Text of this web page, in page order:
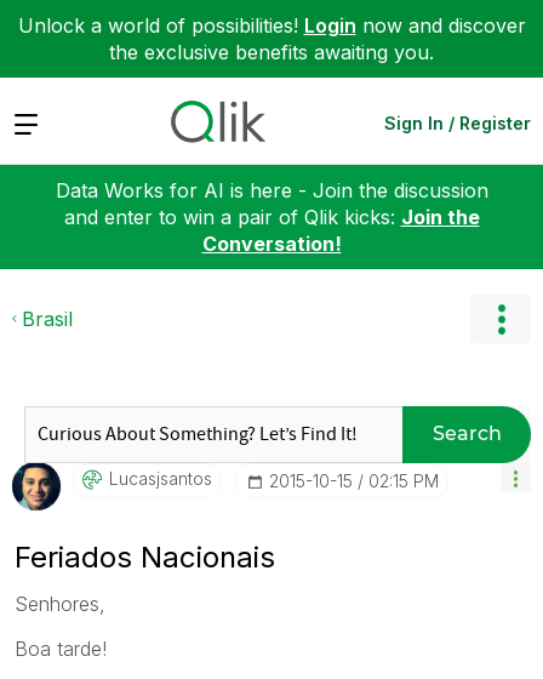
Unlock a world of possibilities! Login now and discover
the exclusive benefits awaiting you.
Expand Sign In / Register
Data Works for AI is here - Join the discussion
and enter to win a pair of Qlik kicks: Join the
Conversation!
Brasil
Search
Lucasjsantos ‎2015-10-15 02:15 PM
Feriados Nacionais
Senhores,
Boa tarde!